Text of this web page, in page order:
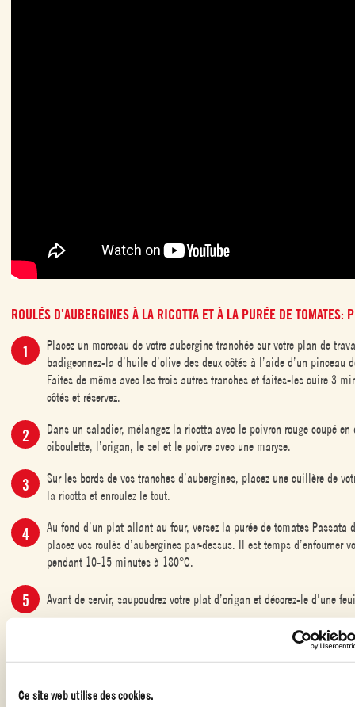
Ce site web utilise des cookies.
ROULÉS D’AUBERGINES À LA RICOTTA ET À LA PURÉE DE TOMATES:
Placez un morceau de votre aubergine tranchée sur votre plan de
badigeonnez-la d’huile d’olive des deux côtés à l’aide d’un pinceau
Faites de même avec les trois autres tranches et faites-les cuire 3
côtés et réservez.
Dans un saladier, mélangez la ricotta avec le poivron rouge coupé en
ciboulette, l’origan, le sel et le poivre avec une maryse.
Sur les bords de vos tranches d’aubergines, placez une cuillère de
la ricotta et enroulez le tout.
Au fond d’un plat allant au four, versez la purée de tomates Passata
placez vos roulés d’aubergines par-dessus. Il est temps d’enfourner
pendant 10-15 minutes à 180°C.
Avant de servir, saupoudrez votre plat d’origan et décorez-le d'une
RECETTES VÉGÉTARIENNES À LA TOMATE